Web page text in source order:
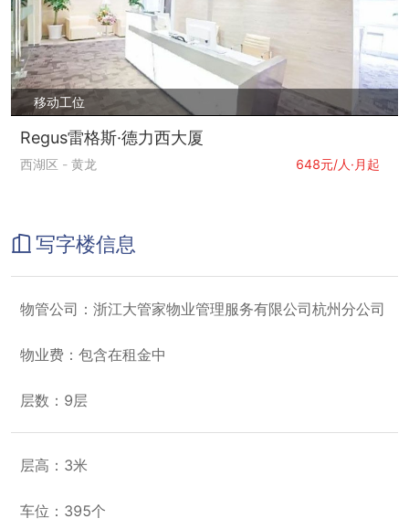
移动工位
Regus雷格斯·德力西大厦
西湖区 - 黄龙 648元/人·月起
写字楼信息
物管公司：浙江大管家物业管理服务有限公司杭州分公司
物业费：包含在租金中
层数：9层
层高：3米
车位：395个